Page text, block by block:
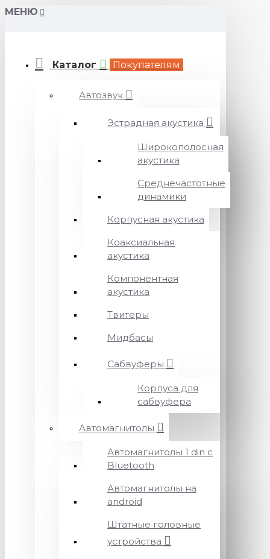
МЕНЮ
Каталог Покупателям
Автозвук
Эстрадная акустика
Широкополосная
акустика
Среднечастотные
динамики
Корпусная акустика
Коаксиальная
акустика
Компонентная
акустика
Твитеры
Мидбасы
Сабвуферы
Корпуса для
сабвуфера
Автомагнитолы
Автомагнитолы 1 din с
Bluetooth
Автомагнитолы на
android
Штатные головные
устройства